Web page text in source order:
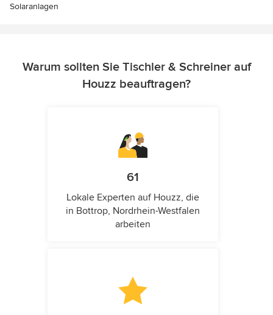
Solaranlagen
Warum sollten Sie Tischler & Schreiner auf
Houzz beauftragen?
61
Lokale Experten auf Houzz, die
in Bottrop, Nordrhein-Westfalen
arbeiten